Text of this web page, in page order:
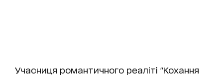
Учасниця романтичного реаліті "Кохання